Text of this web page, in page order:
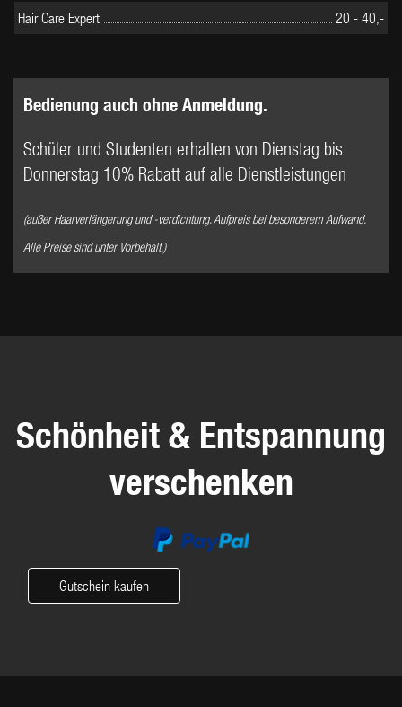
Hair Care Expert
20 - 40,-
Bedienung auch ohne Anmeldung.
Schüler und Studenten erhalten von Dienstag bis
Donnerstag 10% Rabatt auf alle Dienstleistungen
(außer Haarverlängerung und -verdichtung. Aufpreis bei besonderem Aufwand.
Alle Preise sind unter Vorbehalt.)
Schönheit & Entspannung
verschenken
Gutschein kaufen